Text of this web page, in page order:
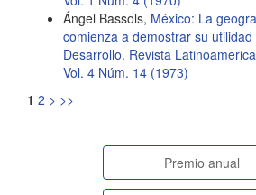
Ángel Bassols, México: La
comienza a demostrar su utilidad
Desarrollo. Revista
Vol. 4 Núm. 14 (1973)
1 2 > >>
Premio anual